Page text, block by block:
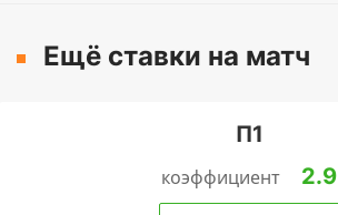
Ещё ставки на матч
П1
коэффициент 2.9